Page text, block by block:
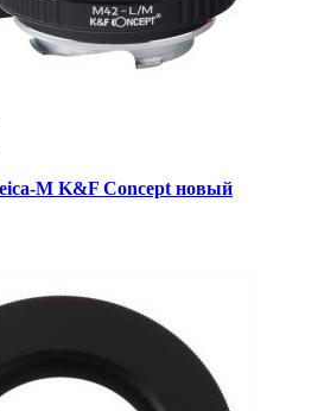
M K&F Concept новый